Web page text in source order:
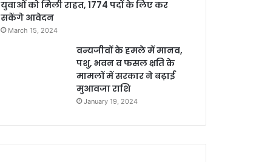
युवाओं को मिली राहत, 1774 पदों के लिए कर
सकेंगे आवेदन
March 15, 2024
वन्यजीवों के हमले में मानव,
पशु, भवन व फसल क्षति के
मामलों में सरकार ने बढ़ाई
मुआवजा राशि
January 19, 2024